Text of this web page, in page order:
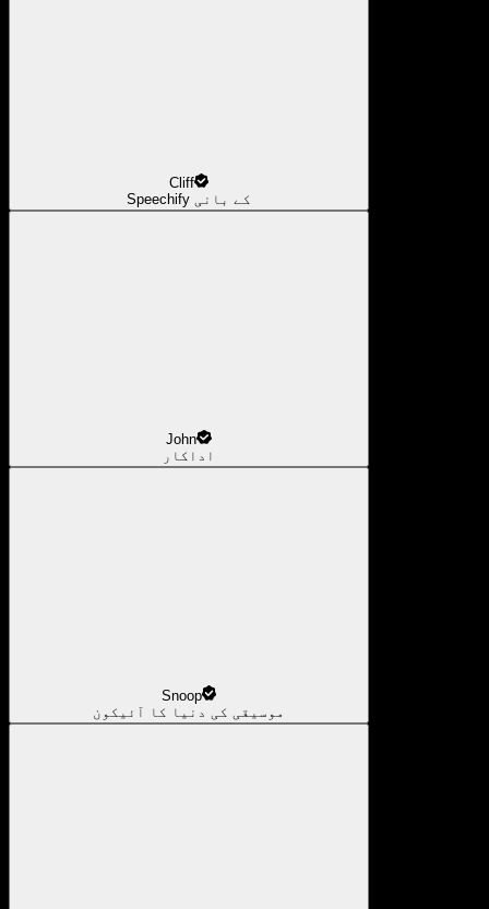
Cliff
Speechify کے بانی
John
اداکار
Snoop
موسیقی کی دنیا کا آئیکون